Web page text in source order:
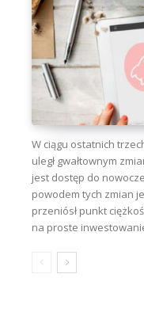
W ciągu ostatnich
uległ gwałtownym
jest dostęp do
powodem tych zmian
przeniósł punkt
na proste